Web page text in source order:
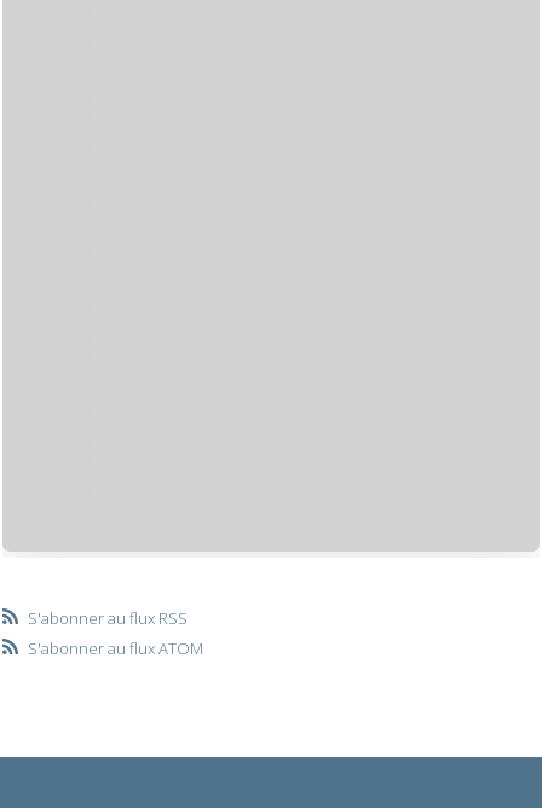
S'abonner au flux RSS
S'abonner au flux ATOM